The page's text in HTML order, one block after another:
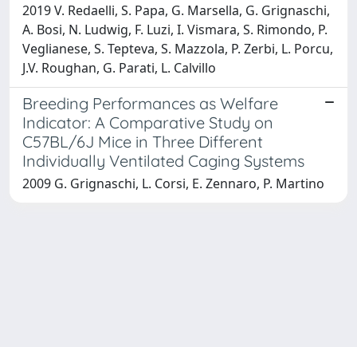
2019 V. Redaelli, S. Papa, G. Marsella, G. Grignaschi,
A. Bosi, N. Ludwig, F. Luzi, I. Vismara, S. Rimondo, P.
Veglianese, S. Tepteva, S. Mazzola, P. Zerbi, L. Porcu,
J.V. Roughan, G. Parati, L. Calvillo
Breeding Performances as Welfare
Indicator: A Comparative Study on
C57BL/6J Mice in Three Different
Individually Ventilated Caging Systems
2009 G. Grignaschi, L. Corsi, E. Zennaro, P. Martino